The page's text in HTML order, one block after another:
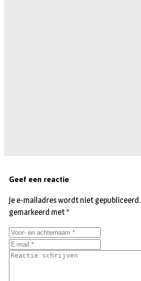
Geef een reactie
Je e-mailadres wordt niet gepubliceerd.
gemarkeerd met *